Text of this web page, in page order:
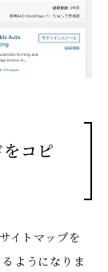
コピ
イトマップを
ようになりま